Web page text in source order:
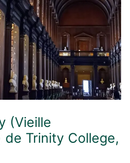
(Vieille
de Trinity College,